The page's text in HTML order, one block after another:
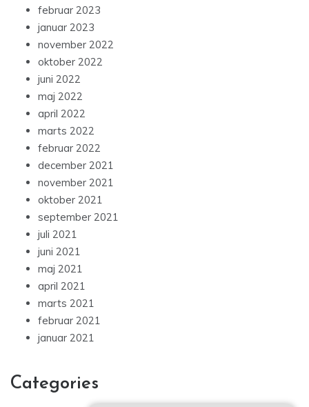
februar 2023
januar 2023
november 2022
oktober 2022
juni 2022
maj 2022
april 2022
marts 2022
februar 2022
december 2021
november 2021
oktober 2021
september 2021
juli 2021
juni 2021
maj 2021
april 2021
marts 2021
februar 2021
januar 2021
Categories